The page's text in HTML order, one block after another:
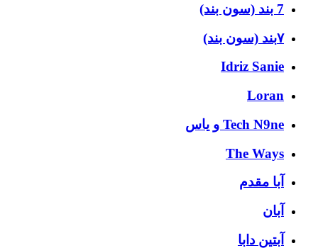
7 بند (سون بند)
۷بند (سون بند)
Idriz Sanie
Loran
Tech N9ne و یاس
The Ways
آبا مقدم
آبان
آبتین دابا